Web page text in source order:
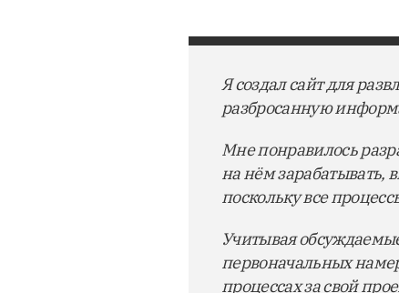
Я создал сайт для
разбросанную
Мне понравилось
на нём зарабатывать,
поскольку все
Учитывая
первоначальных
процессах за свой